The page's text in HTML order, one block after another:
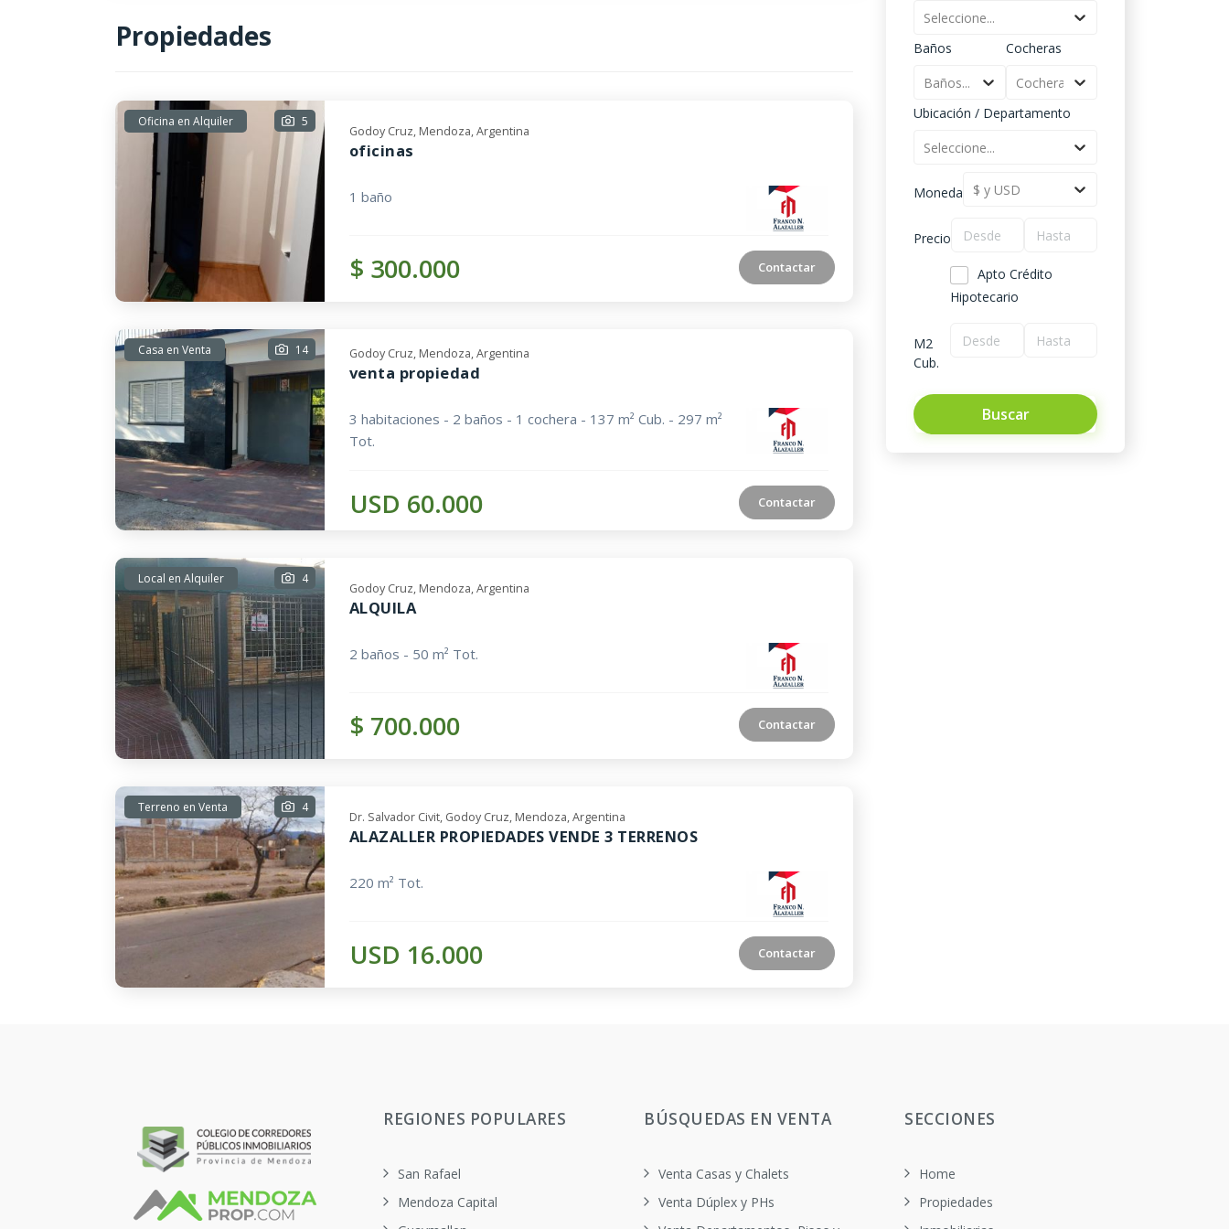
Propiedades
Oficina en Alquiler 5
Godoy Cruz, Mendoza, Argentina
oficinas
1 baño
$ 300.000 Contactar
Casa en Venta 14 Godoy Cruz, Mendoza, Argentina
venta propiedad
3 habitaciones - 2 baños - 1 cochera - 137 m² Cub. - 297 m²
Tot.
USD 60.000 Contactar
Local en Alquiler 4
Godoy Cruz, Mendoza, Argentina
ALQUILA
2 baños - 50 m² Tot.
$ 700.000 Contactar
Terreno en Venta 4
Dr. Salvador Civit, Godoy Cruz, Mendoza, Argentina
ALAZALLER PROPIEDADES VENDE 3 TERRENOS
220 m² Tot.
USD 16.000 Contactar
Seleccione...
Baños
Baños...
Cocheras
Cocheras...
Ubicación / Departamento
Seleccione...
Moneda $ y USD
Precio
Apto Crédito
Hipotecario
M2
Cub.
Buscar
REGIONES POPULARES
San Rafael
Mendoza Capital
BÚSQUEDAS EN VENTA
Venta Casas y Chalets
Venta Dúplex y PHs
SECCIONES
Home
Propiedades